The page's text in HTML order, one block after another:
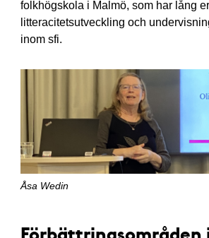
folkhögskola i Malmö, som har lång
litteracitetsutveckling och
inom sfi.
Åsa Wedin